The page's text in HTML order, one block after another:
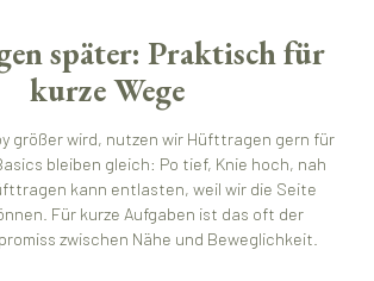
später: Praktisch für
kurze Wege
größer wird, nutzen wir Hüfttragen gern für
bleiben gleich: Po tief, Knie hoch, nah
kann entlasten, weil wir die Seite
Für kurze Aufgaben ist das oft der
zwischen Nähe und Beweglichkeit.